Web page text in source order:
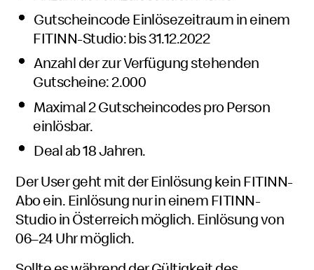
Gutscheincode Einlösezeitraum in einem
FITINN-Studio: bis 31.12.2022
Anzahl der zur Verfügung stehenden
Gutscheine: 2.000
Maximal 2 Gutscheincodes pro Person
einlösbar.
Deal ab 18 Jahren.
Der User geht mit der Einlösung kein FITINN-
Abo ein. Einlösung nur in einem FITINN-
Studio in Österreich möglich. Einlösung von
06–24 Uhr möglich.